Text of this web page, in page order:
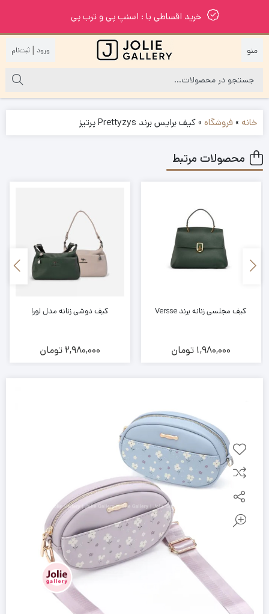
خرید اقساطی با : اسنپ پی و ترب پی
|
خانه »فروشگاه »کیف برایس برند Prettyzys پرتیز
محصولات مرتبط
کیف مجلسی زنانه برند Versse
1,980,000 تومان
کیف دوشی زنانه مدل لورا
2,980,000 تومان